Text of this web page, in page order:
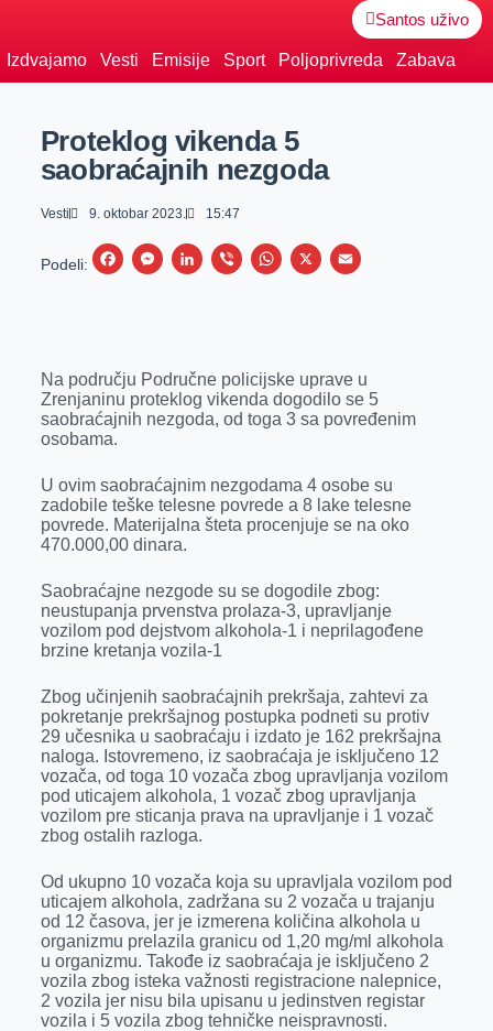
Santos uživo
Izdvajamo Vesti Emisije Sport Poljoprivreda Zabava
Proteklog vikenda 5
saobraćajnih nezgoda
Vesti 9. oktobar 2023. 15:47
Podeli:
F
b
o
k
M
e
n
r
L
e
d
V
r
W
s
A
X
E
l
Na području Područne policijske uprave u
Zrenjaninu proteklog vikenda dogodilo se 5
saobraćajnih nezgoda, od toga 3 sa povređenim
osobama.
U ovim saobraćajnim nezgodama 4 osobe su
zadobile teške telesne povrede a 8 lake telesne
povrede. Materijalna šteta procenjuje se na oko
470.000,00 dinara.
Saobraćajne nezgode su se dogodile zbog:
neustupanja prvenstva prolaza-3, upravljanje
vozilom pod dejstvom alkohola-1 i neprilagođene
brzine kretanja vozila-1
Zbog učinjenih saobraćajnih prekršaja, zahtevi za
pokretanje prekršajnog postupka podneti su protiv
29 učesnika u saobraćaju i izdato je 162 prekršajna
naloga. Istovremeno, iz saobraćaja je isključeno 12
vozača, od toga 10 vozača zbog upravljanja vozilom
pod uticajem alkohola, 1 vozač zbog upravljanja
vozilom pre sticanja prava na upravljanje i 1 vozač
zbog ostalih razloga.
Od ukupno 10 vozača koja su upravljala vozilom pod
uticajem alkohola, zadržana su 2 vozača u trajanju
od 12 časova, jer je izmerena količina alkohola u
organizmu prelazila granicu od 1,20 mg/ml alkohola
u organizmu. Takođe iz saobraćaja je isključeno 2
vozila zbog isteka važnosti registracione nalepnice,
2 vozila jer nisu bila upisanu u jedinstven registar
vozila i 5 vozila zbog tehničke neispravnosti.